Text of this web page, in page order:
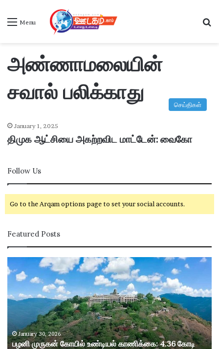
Menu
அண்ணாமலையின்
சவால் பலிக்காது
செய்திகள்
January 1, 2025
திமுக ஆட்சியை அகற்றவிட மாட்டேன்: வைகோ
Follow Us
Go to the Arqam options page to set your social accounts.
Featured Posts
ழ
மு
ன்
கோ
யி
January 30, 2026
பழனி முருகன் கோயில் உண்டியல் காணிக்கை: 4.36 கோடி